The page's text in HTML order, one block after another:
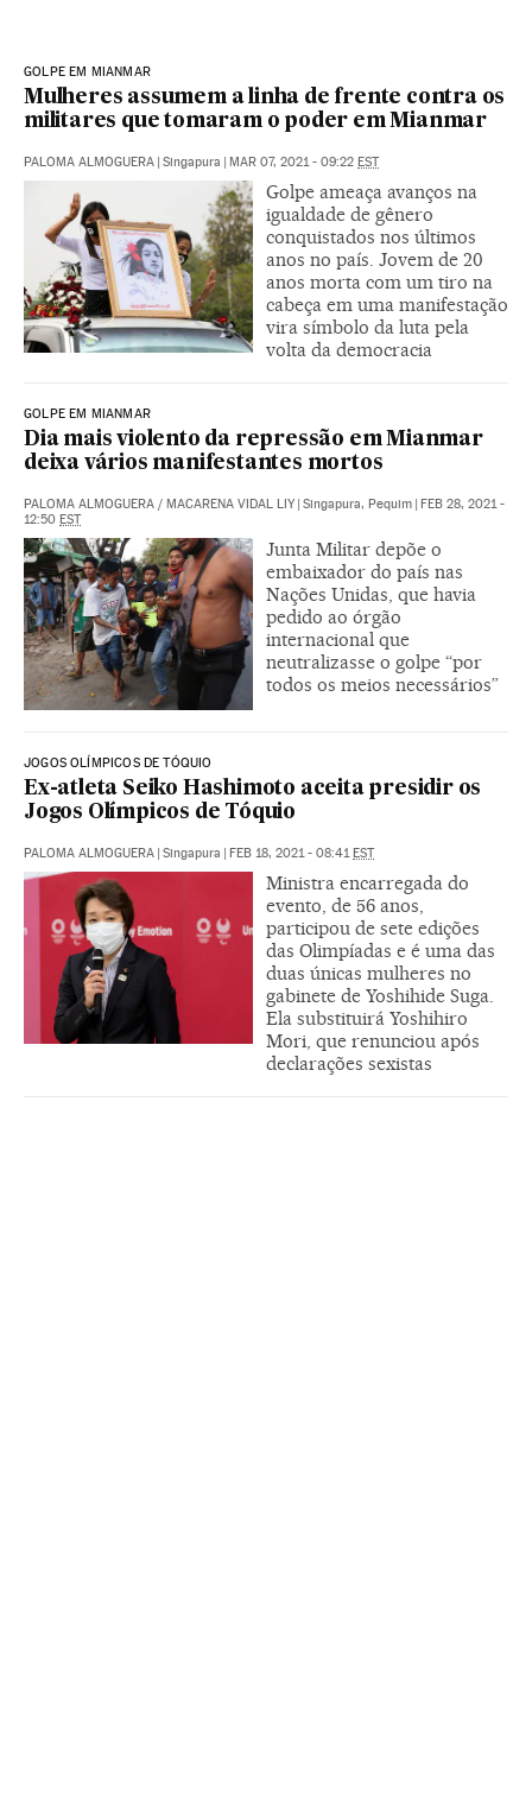
GOLPE EM MIANMAR
Mulheres assumem a linha de frente contra os
militares que tomaram o poder em Mianmar
PALOMA ALMOGUERA | Singapura | MAR 07, 2021 - 09:22 EST
Golpe ameaça avanços na
igualdade de gênero
conquistados nos últimos
anos no país. Jovem de 20
anos morta com um tiro na
cabeça em uma manifestação
vira símbolo da luta pela
volta da democracia
GOLPE EM MIANMAR
Dia mais violento da repressão em Mianmar
deixa vários manifestantes mortos
PALOMA ALMOGUERA / MACARENA VIDAL LIY | Singapura, Pequim | FEB 28, 2021 -
12:50 EST
Junta Militar depõe o
embaixador do país nas
Nações Unidas, que havia
pedido ao órgão
internacional que
neutralizasse o golpe “por
todos os meios necessários”
JOGOS OLÍMPICOS DE TÓQUIO
Ex-atleta Seiko Hashimoto aceita presidir os
Jogos Olímpicos de Tóquio
PALOMA ALMOGUERA | Singapura | FEB 18, 2021 - 08:41EST
Ministra encarregada do
evento, de 56 anos,
participou de sete edições
das Olimpíadas e é uma das
duas únicas mulheres no
gabinete de Yoshihide Suga.
Ela substituirá Yoshihiro
Mori, que renunciou após
declarações sexistas